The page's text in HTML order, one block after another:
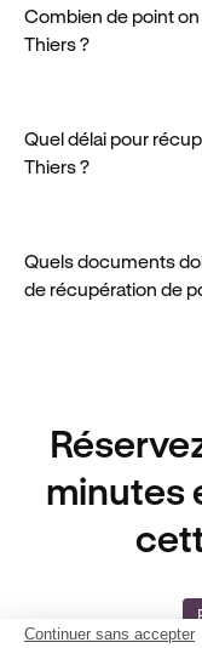
complétez le formulaire
Combien de point
Thiers ?
prévues par la loi.
Quel délai pour
Thiers ?
Quels documents
de récupération de
minutes
Continuer sans accepter